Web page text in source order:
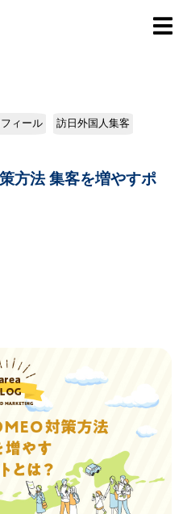
ィール
訪日外国人集客
方法 集客を増やすポ